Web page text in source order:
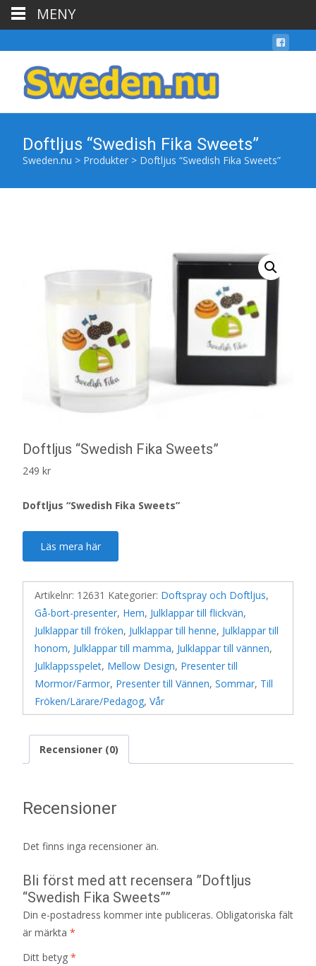
Doftljus “Swedish Fika Sweets”
Sweden.nu > Produkter > Doftljus “Swedish Fika Sweets”
Doftljus “Swedish Fika Sweets”
249 kr
Doftljus “Swedish Fika Sweets”
Läs mera här
Artikelnr: 12631 Kategorier: Doftspray och Doftljus,
Gå-bort-presenter, Hem, Julklappar till flickvän,
Julklappar till fröken, Julklappar till henne, Julklappar till
honom, Julklappar till mamma, Julklappar till vännen,
Julklappsspelet, Mellow Design, Presenter till
Mormor/Farmor, Presenter till Vännen, Sommar, Till
Fröken/Lärare/Pedagog, Vår
Recensioner (0)
Recensioner
Det finns inga recensioner än.
Bli först med att recensera ”Doftljus
“Swedish Fika Sweets””
Din e-postadress kommer inte publiceras. Obligatoriska fält
är märkta *
Ditt betyg *
MENY